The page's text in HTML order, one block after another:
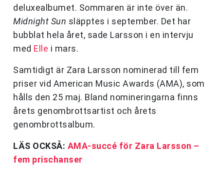
deluxealbumet. Sommaren är inte över än.
Midnight Sun släpptes i september. Det har
bubblat hela året, sade Larsson i en intervju
med Elle i mars.
Samtidigt är Zara Larsson nominerad till fem
priser vid American Music Awards (AMA), som
hålls den 25 maj. Bland nomineringarna finns
årets genombrottsartist och årets
genombrottsalbum.
LÄS OCKSÅ: AMA-succé för Zara Larsson –
fem prischanser